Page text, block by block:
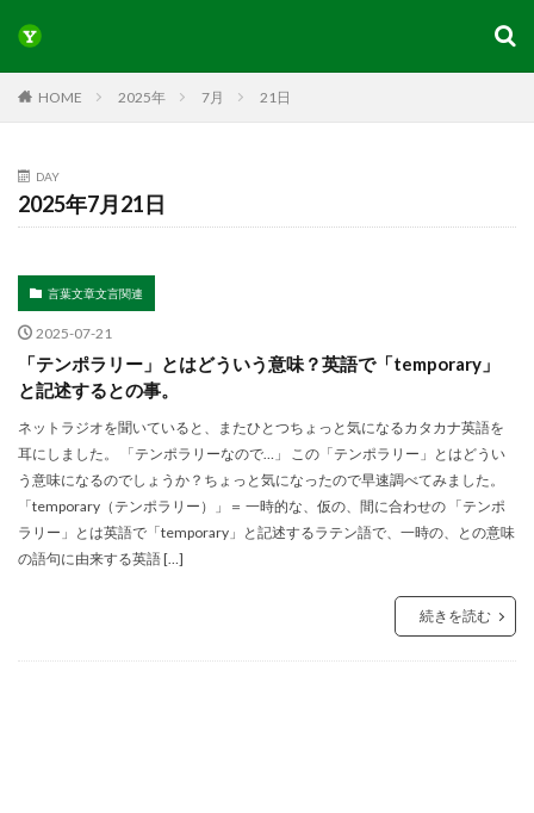
HOME 2025年 7月 21日
DAY
2025年7月21日
言葉文章文言関連
2025-07-21
「テンポラリー」とはどういう意味？英語で「temporary」
と記述するとの事。
ネットラジオを聞いていると、またひとつちょっと気になるカタカナ英語を
耳にしました。 「テンポラリーなので…」 この「テンポラリー」とはどうい
う意味になるのでしょうか？ちょっと気になったので早速調べてみました。
「temporary（テンポラリー）」＝ 一時的な、仮の、間に合わせの 「テンポ
ラリー」とは英語で「temporary」と記述するラテン語で、一時の、との意味
の語句に由来する英語 […]
続きを読む